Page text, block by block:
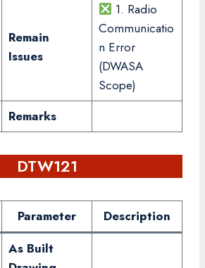
Remain
Issues
1. Radio
Communicatio
n Error
(DWASA
Scope)
Remarks
DTW121
Parameter Description
As Built